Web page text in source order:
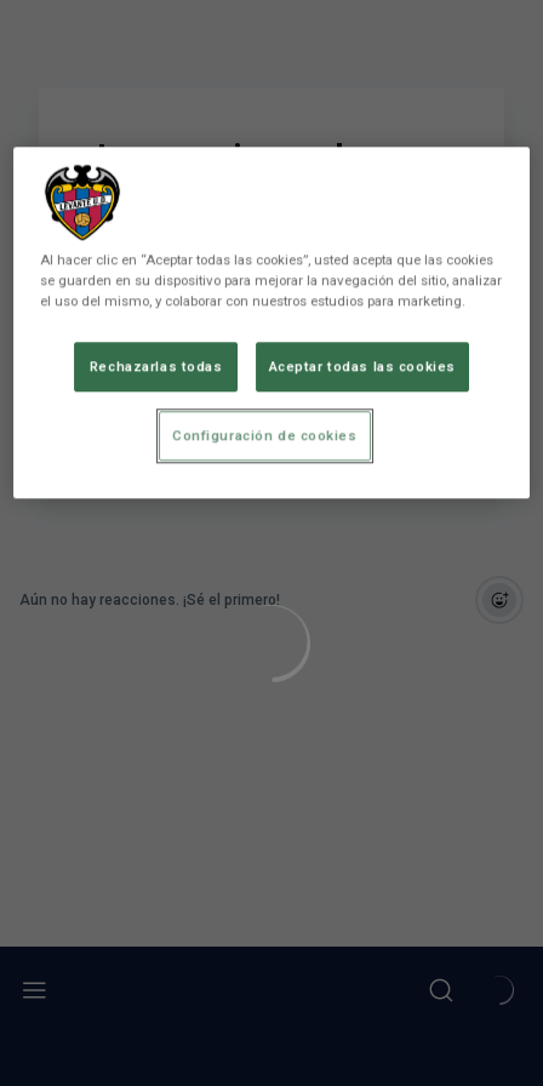
¡Las secciones de
deporte adaptado de la
Fundación inauguran el
curso 2023-2024!
Levante Unión Deportiva Club de LaLiga
SÍGUENOS para estar pendiente de ...
Aún no hay reacciones. ¡Sé el primero!
Al hacer clic en “Aceptar todas las cookies”, usted acepta que las cookies
se guarden en su dispositivo para mejorar la navegación del sitio, analizar
el uso del mismo, y colaborar con nuestros estudios para marketing.
Rechazarlas todas Aceptar todas las cookies
Configuración de cookies